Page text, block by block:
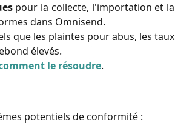
pour la collecte, l'importation et la
dans Omnisend.
que les plaintes pour abus, les taux
élevés.
le résoudre.
potentiels de conformité :